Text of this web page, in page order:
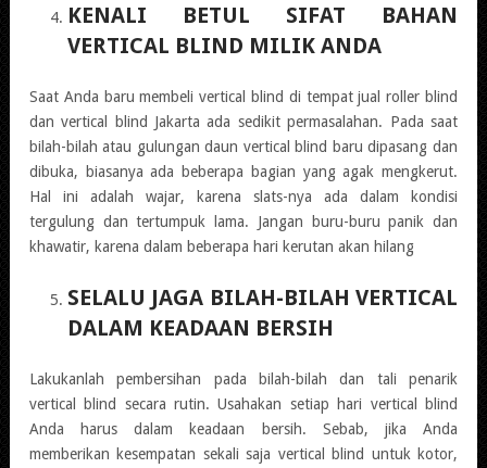
KENALI BETUL SIFAT BAHAN
VERTICAL BLIND MILIK ANDA
Saat Anda baru membeli vertical blind di tempat jual roller blind
dan vertical blind Jakarta ada sedikit permasalahan. Pada saat
bilah-bilah atau gulungan daun vertical blind baru dipasang dan
dibuka, biasanya ada beberapa bagian yang agak mengkerut.
Hal ini adalah wajar, karena slats-nya ada dalam kondisi
tergulung dan tertumpuk lama. Jangan buru-buru panik dan
khawatir, karena dalam beberapa hari kerutan akan hilang
SELALU JAGA BILAH-BILAH VERTICAL
DALAM KEADAAN BERSIH
Lakukanlah pembersihan pada bilah-bilah dan tali penarik
vertical blind secara rutin. Usahakan setiap hari vertical blind
Anda harus dalam keadaan bersih. Sebab, jika Anda
memberikan kesempatan sekali saja vertical blind untuk kotor,